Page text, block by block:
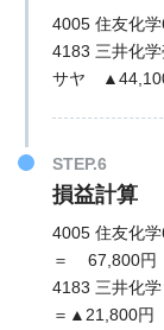
4005 住友化
4183 三井化
サヤ
STEP.6
損益計算
4005 住友化
＝ 67,800円
4183 三井化
＝▲21,800円